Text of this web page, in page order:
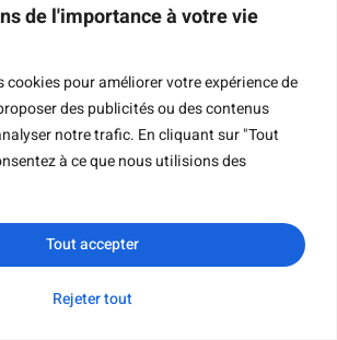
de l'importance à votre vie
cookies pour améliorer votre expérience de
des publicités ou des contenus
notre trafic. En cliquant sur "Tout
à ce que nous utilisions des
Rejeter tout
Tout accepter
Building, No 376 Xingang Mid
Guangzhou, Chine 510220
Demande de